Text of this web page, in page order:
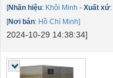
[Nhãn hiệu: Khôi Minh - Xuất xứ:
[Nơi bán: Hồ Chí Minh]
2024-10-29 14:38:34]